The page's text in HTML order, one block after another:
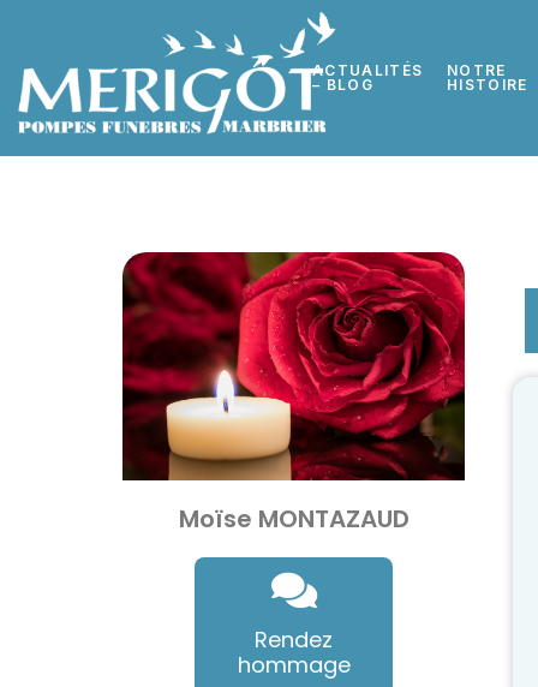
ACTUALITÉS
– BLOG
NOTRE
HISTOIRE
Moïse MONTAZAUD
Rendez
hommage